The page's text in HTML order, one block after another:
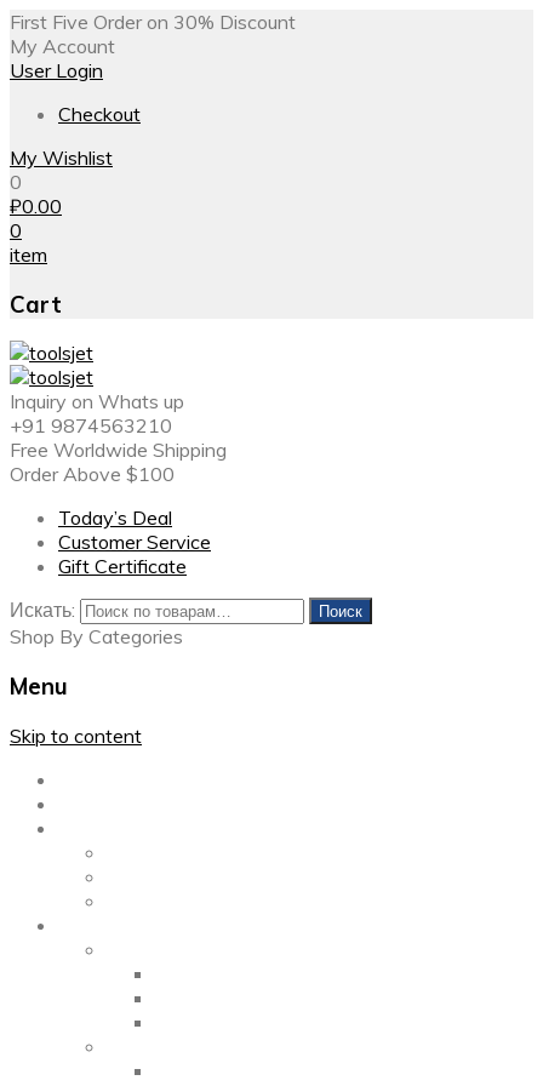
First Five Order on 30% Discount
My Account
User Login
Checkout
My Wishlist
0
₽0.00
0
item
Cart
Inquiry on Whats up
+91 9874563210
Free Worldwide Shipping
Order Above $100
Today’s Deal
Customer Service
Gift Certificate
Искать:
Поиск
Shop By Categories
Menu
Skip to content